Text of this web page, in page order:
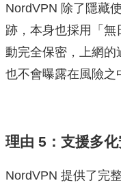
NordVPN 除了隱藏
跡，本身也採用「
動完全保密，上網
也不會曝露在風險之
理由 5：支援多
NordVPN 提供了完